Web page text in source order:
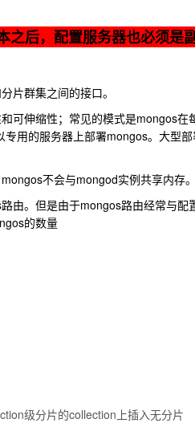
后，配置服务器也必须是
片群集之间的接口。
可伸缩性；常见的模式是mongos
用的服务器上部署mongos。大型
不会与mongod实例共享内存
由。但是由于mongos路由经常与
的数量
级分片的collection上插入无分片